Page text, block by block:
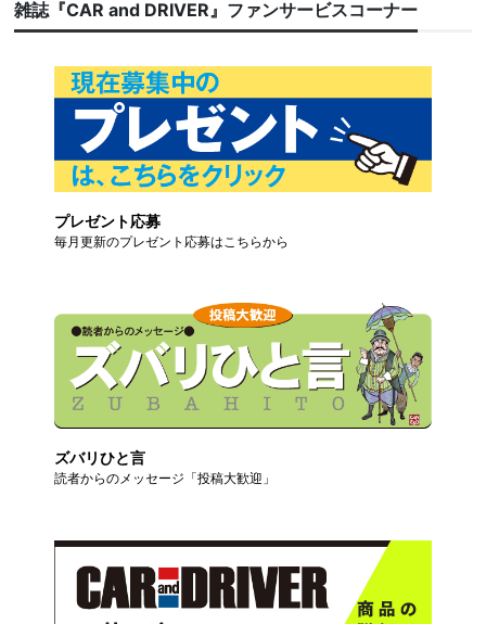
雑誌『CAR and DRIVER』ファンサービスコーナー
プレゼント応募
毎月更新のプレゼント応募はこちらから
ズバリひと言
読者からのメッセージ「投稿大歓迎」